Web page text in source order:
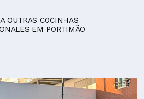
OUTRAS COCINHAS
EM PORTIMÃO